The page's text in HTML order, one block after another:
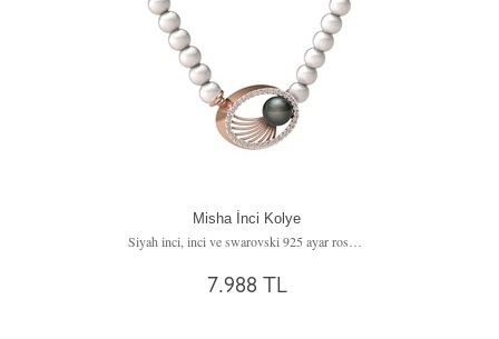
Misha İnci Kolye
7.988 TL